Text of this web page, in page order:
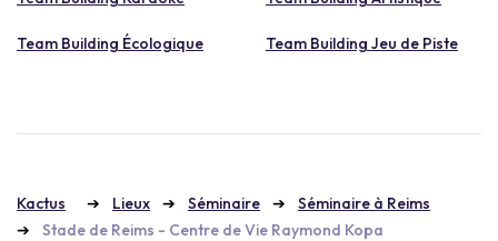
Team Building Écologique Team Building Jeu de Piste
Kactus Lieux Séminaire
Séminaire à Reims
Stade de Reims - Centre de Vie Raymond Kopa